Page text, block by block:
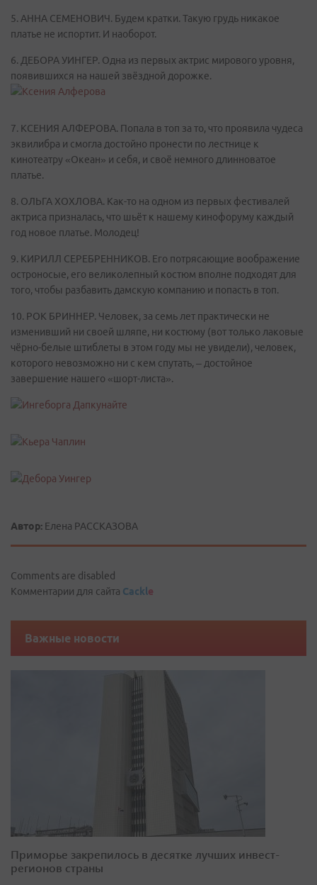
5. АННА СЕМЕНОВИЧ. Будем кратки. Такую грудь никакое
платье не испортит. И наоборот.
6. ДЕБОРА УИНГЕР. Одна из первых актрис мирового уровня,
появившихся на нашей звёздной дорожке.
7. КСЕНИЯ АЛФЕРОВА. Попала в топ за то, что проявила чудеса
эквилибра и смогла достойно пронести по лестнице к
кинотеатру «Океан» и себя, и своё немного длинноватое
платье.
8. ОЛЬГА ХОХЛОВА. Как-то на одном из первых фестивалей
актриса призналась, что шьёт к нашему кинофоруму каждый
год новое платье. Молодец!
9. КИРИЛЛ СЕРЕБРЕННИКОВ. Его потрясающие воображение
остроносые, его великолепный костюм вполне подходят для
того, чтобы разбавить дамскую компанию и попасть в топ.
10. РОК БРИННЕР. Человек, за семь лет практически не
изменивший ни своей шляпе, ни костюму (вот только лаковые
чёрно-белые штиблеты в этом году мы не увидели), человек,
которого невозможно ни с кем спутать, – достойное
завершение нашего «шорт-листа».
Автор: Елена РАССКАЗОВА
Comments are disabled
Комментарии для сайта Cackle
Важные новости
Приморье закрепилось в десятке лучших инвест-
регионов страны